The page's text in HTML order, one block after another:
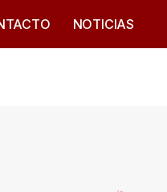
NOTICIAS